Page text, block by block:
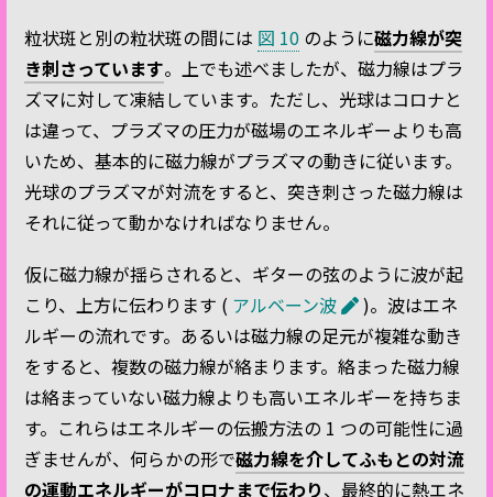
粒状斑と別の粒状斑の間には 図 10 のように磁力線が突
き刺さっています。上でも述べましたが、磁力線はプラ
ズマに対して凍結しています。ただし、光球はコロナと
は違って、プラズマの圧力が磁場のエネルギーよりも高
いため、基本的に磁力線がプラズマの動きに従います。
光球のプラズマが対流をすると、突き刺さった磁力線は
それに従って動かなければなりません。
仮に磁力線が揺らされると、ギターの弦のように波が起
こり、上方に伝わります ( アルベーン波
)。波はエネ
ルギーの流れです。あるいは磁力線の足元が複雑な動き
をすると、複数の磁力線が絡まります。絡まった磁力線
は絡まっていない磁力線よりも高いエネルギーを持ちま
す。これらはエネルギーの伝搬方法の 1 つの可能性に過
ぎませんが、何らかの形で磁力線を介してふもとの対流
の運動エネルギーがコロナまで伝わり、最終的に熱エネ